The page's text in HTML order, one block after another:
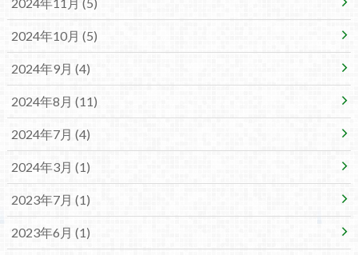
2024年10月 (5)
2024年9月 (4)
2024年8月 (11)
2024年7月 (4)
2024年3月 (1)
2023年7月 (1)
2023年6月 (1)